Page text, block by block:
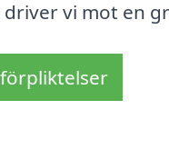
driver vi mot en